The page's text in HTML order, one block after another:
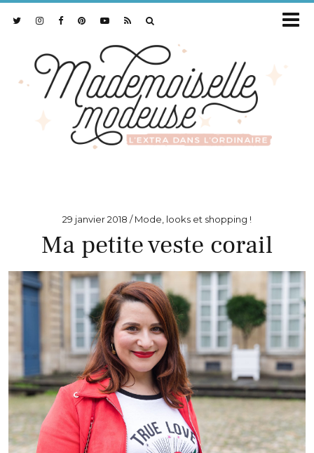
29 janvier 2018 Mode, looks et shopping !
Ma petite veste corail